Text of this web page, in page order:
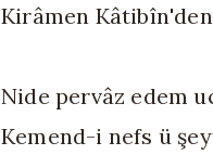
Kirâmen
Nide pervâz edem
Kemend-i nefs ü